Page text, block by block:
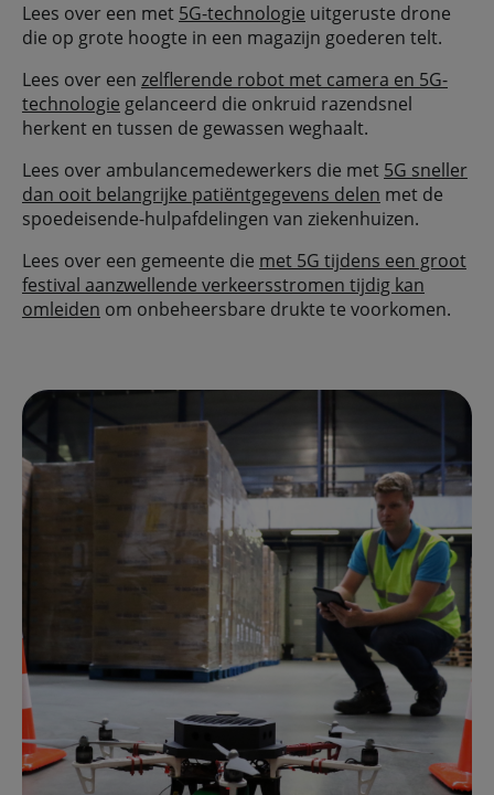
Lees over een met 5G-technologie uitgeruste drone
die op grote hoogte in een magazijn goederen telt.
Lees over een zelflerende robot met camera en 5G-
technologie gelanceerd die onkruid razendsnel
herkent en tussen de gewassen weghaalt.
Lees over ambulancemedewerkers die met 5G sneller
dan ooit belangrijke patiëntgegevens delen met de
spoedeisende-hulpafdelingen van ziekenhuizen.
Lees over een gemeente die met 5G tijdens een groot
festival aanzwellende verkeersstromen tijdig kan
omleiden om onbeheersbare drukte te voorkomen.